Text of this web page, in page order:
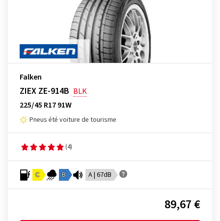
Falken
ZIEX ZE-914B BLK
225/45 R17 91W
Pneus été voiture de tourisme
(4)
C B A | 67dB
89,67 €